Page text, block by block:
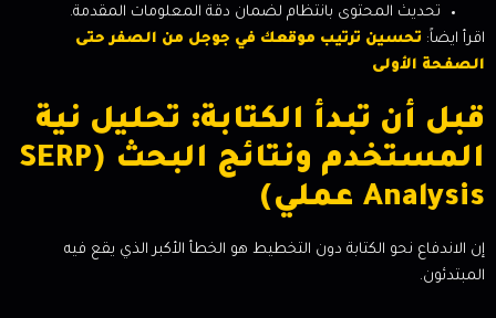
تحديث المحتوى بانتظام لضمان دقة المعلومات المقدمة.
اقرأ ايضاً: تحسين ترتيب موقعك في جوجل من الصفر حتى
الصفحة الأولى
قبل أن تبدأ الكتابة: تحليل نية
المستخدم ونتائج البحث (SERP
Analysis عملي)
إن الاندفاع نحو الكتابة دون التخطيط هو الخطأ الأكبر الذي يقع فيه
المبتدئون.